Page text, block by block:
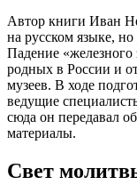
Автор книги Иван
на русском языке,
Падение «железного
родных в России и
музеев. В ходе
ведущие
сюда он передавал
материалы.
Свет